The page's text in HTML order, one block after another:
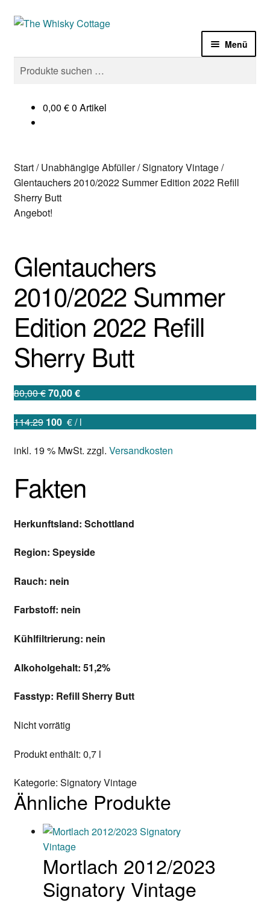
Zur
Zum
Menü
Laden
Sale%
Gin
Zubehör
Impressum
Mein Konto
Kontakt
Warenkorb
Suchen
nach:
Suchen
0,00 €0 Artikel
Start/Unabhängige Abfüller/Signatory Vintage/
Glentauchers 2010/2022 Summer Edition 2022 Refill
Sherry Butt
Angebot!
Glentauchers
2010/2022 Summer
Edition 2022 Refill
Sherry Butt
80,00€Ursprünglicher
war:
70,00€Aktueller
ist:
114.29 100€/l
inkl. 19 % MwSt. zzgl. Versandkosten
Fakten
Herkunftsland: Schottland
Region: Speyside
Rauch: nein
Farbstoff: nein
Kühlfiltrierung: nein
Alkoholgehalt: 51,2%
Fasstyp: Refill Sherry Butt
Nicht vorrätig
Produkt enthält: 0,7 l
Kategorie: Signatory Vintage
Ähnliche Produkte
Mortlach 2012/2023
Signatory Vintage